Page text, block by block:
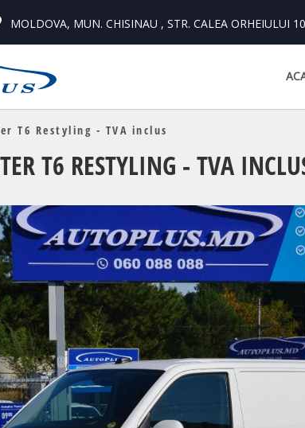
MOLDOVA, MUN. CHISINAU , STR. CALEA ORHEIULUI
T6 Restyling - TVA inclus
T6 RESTYLING - TVA